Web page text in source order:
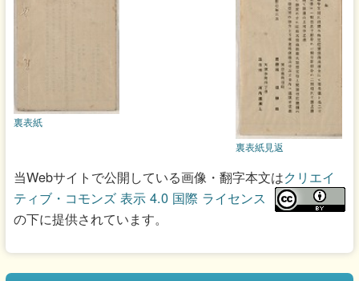
裏表紙見返
裏表紙
当Webサイトで公開している画像・翻字本文はクリエイ
ティブ・コモンズ 表示 4.0 国際 ライセンス
の下に提供されています。